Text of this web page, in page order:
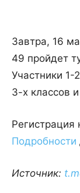
Завтра, 16
49 пройдет
Участники 1-
3-х классов
Регистрация
Подробности
Источник: